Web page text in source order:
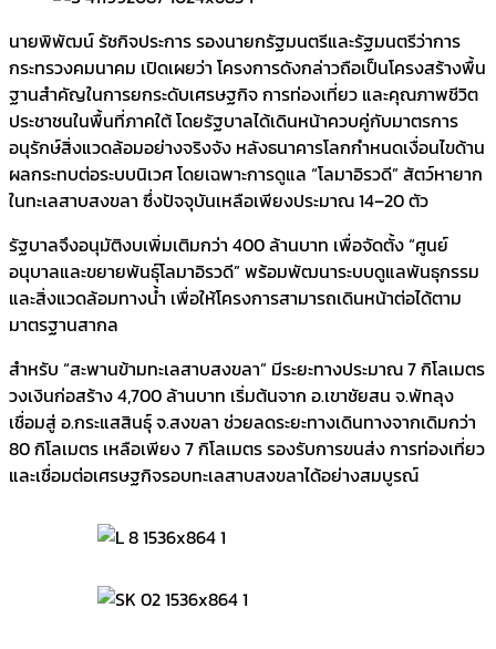
นายพิพัฒน์ รัชกิจประการ รองนายกรัฐมนตรีและรัฐมนตรีว่าการ
กระทรวงคมนาคม เปิดเผยว่า โครงการดังกล่าวถือเป็นโครงสร้างพื้น
ฐานสำคัญในการยกระดับเศรษฐกิจ การท่องเที่ยว และคุณภาพชีวิต
ประชาชนในพื้นที่ภาคใต้ โดยรัฐบาลได้เดินหน้าควบคู่กับมาตรการ
อนุรักษ์สิ่งแวดล้อมอย่างจริงจัง หลังธนาคารโลกกำหนดเงื่อนไขด้าน
ผลกระทบต่อระบบนิเวศ โดยเฉพาะการดูแล “โลมาอิรวดี” สัตว์หายาก
ในทะเลสาบสงขลา ซึ่งปัจจุบันเหลือเพียงประมาณ 14–20 ตัว
รัฐบาลจึงอนุมัติงบเพิ่มเติมกว่า 400 ล้านบาท เพื่อจัดตั้ง “ศูนย์
อนุบาลและขยายพันธุ์โลมาอิรวดี” พร้อมพัฒนาระบบดูแลพันธุกรรม
และสิ่งแวดล้อมทางน้ำ เพื่อให้โครงการสามารถเดินหน้าต่อได้ตาม
มาตรฐานสากล
สำหรับ “สะพานข้ามทะเลสาบสงขลา” มีระยะทางประมาณ 7 กิโลเมตร
วงเงินก่อสร้าง 4,700 ล้านบาท เริ่มต้นจาก อ.เขาชัยสน จ.พัทลุง
เชื่อมสู่ อ.กระแสสินธุ์ จ.สงขลา ช่วยลดระยะทางเดินทางจากเดิมกว่า
80 กิโลเมตร เหลือเพียง 7 กิโลเมตร รองรับการขนส่ง การท่องเที่ยว
และเชื่อมต่อเศรษฐกิจรอบทะเลสาบสงขลาได้อย่างสมบูรณ์